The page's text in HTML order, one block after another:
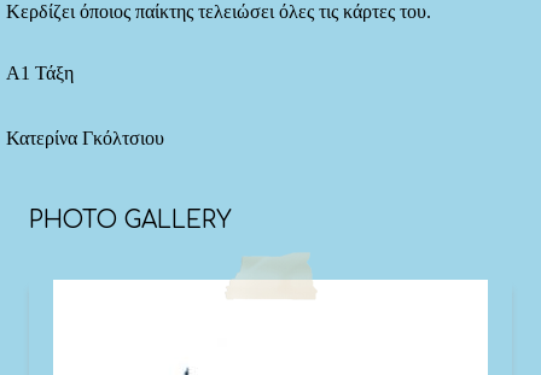
Κερδίζει όποιος παίκτης τελειώσει όλες τις κάρτες του.
Α1 Τάξη
Κατερίνα Γκόλτσιου
PHOTO GALLERY